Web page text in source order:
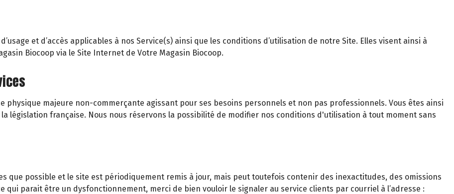
et d’accès applicables à nos Service(s) ainsi que les conditions d’utilisation de notre Site. Elles visent ainsi à
Biocoop via le Site Internet de Votre Magasin Biocoop.
physique majeure non-commerçante agissant pour ses besoins personnels et non pas professionnels. Vous êtes ainsi
législation française. Nous nous réservons la possibilité de modifier nos conditions d'utilisation à tout moment sans
que possible et le site est périodiquement remis à jour, mais peut toutefois contenir des inexactitudes, des omissions
qui parait être un dysfonctionnement, merci de bien vouloir le signaler au service clients par courriel à l’adresse :